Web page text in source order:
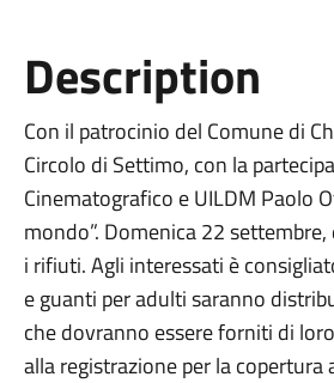
Description
Con il patrocinio del Comune di
Circolo di Settimo, con la
Cinematografico e UILDM Paolo
mondo”. Domenica 22
i rifiuti. Agli interessati è
e guanti per adulti saranno
che dovranno essere forniti di
alla registrazione per la copertura